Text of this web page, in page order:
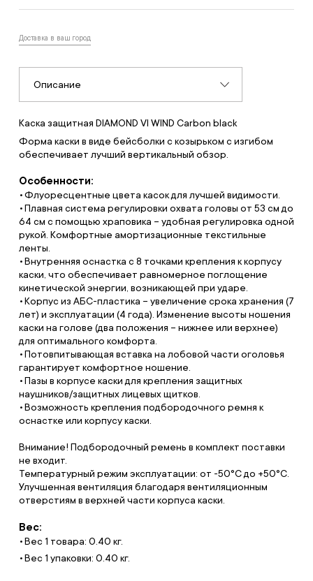
Доставка в ваш город
Описание
Каска защитная DIAMOND VI WIND Carbon black
Форма каски в виде бейсболки с козырьком с изгибом
обеспечивает лучший вертикальный обзор.
Особенности:
Флуоресцентные цвета касок для лучшей видимости.
Плавная система регулировки охвата головы от 53 см до
64 см с помощью храповика – удобная регулировка одной
рукой. Комфортные амортизационные текстильные
ленты.
Внутренняя оснастка с 8 точками крепления к корпусу
каски, что обеспечивает равномерное поглощение
кинетической энергии, возникающей при ударе.
Корпус из АБС-пластика – увеличение срока хранения (7
лет) и эксплуатации (4 года). Изменение высоты ношения
каски на голове (два положения – нижнее или верхнее)
для оптимального комфорта.
Потовпитывающая вставка на лобовой части оголовья
гарантирует комфортное ношение.
Пазы в корпусе каски для крепления защитных
наушников/защитных лицевых щитков.
Возможность крепления подбородочного ремня к
оснастке или корпусу каски.
Внимание! Подбородочный ремень в комплект поставки
не входит.
Температурный режим эксплуатации: от -50°С до +50°С.
Улучшенная вентиляция благодаря вентиляционным
отверстиям в верхней части корпуса каски.
Вес:
Вес 1 товара: 0.40 кг.
Вес 1 упаковки: 0.40 кг.